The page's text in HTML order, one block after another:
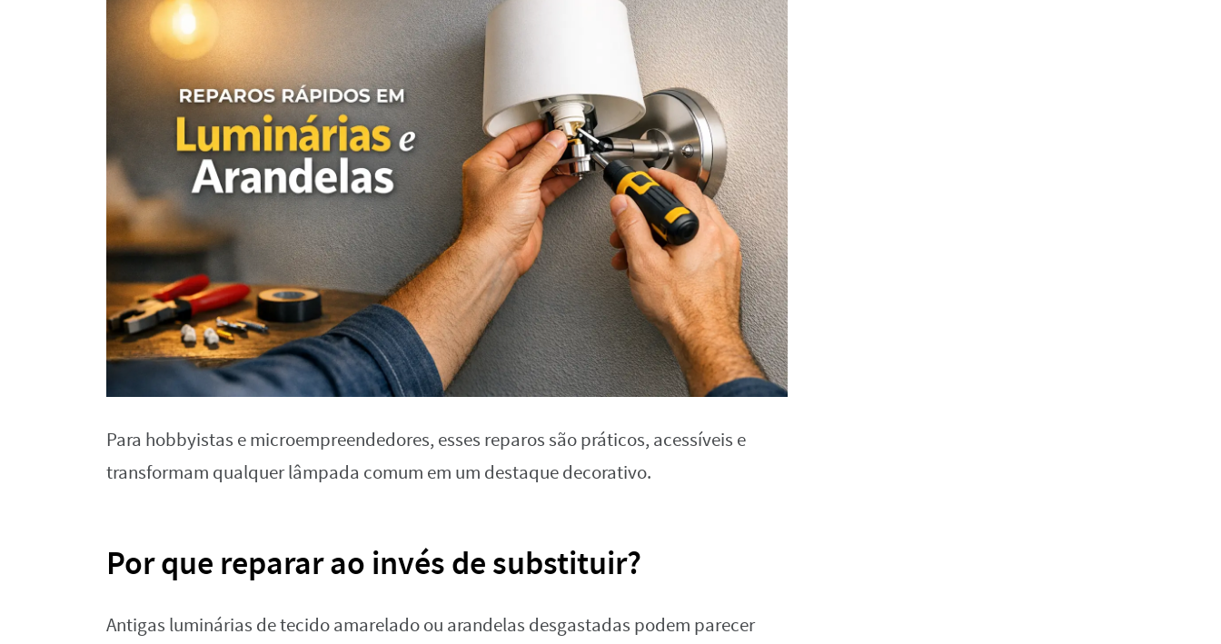
Para hobbyistas e microempreendedores, esses reparos são práticos, acessíveis e
transformam qualquer lâmpada comum em um destaque decorativo.
Por que reparar ao invés de substituir?
Antigas luminárias de tecido amarelado ou arandelas desgastadas podem parecer